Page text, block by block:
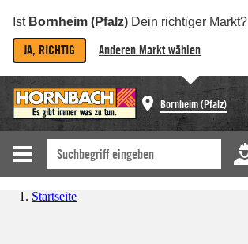
Ist Bornheim (Pfalz) Dein richtiger Markt?
JA, RICHTIG Anderen Markt wählen
Bornheim (Pfalz)
Startseite